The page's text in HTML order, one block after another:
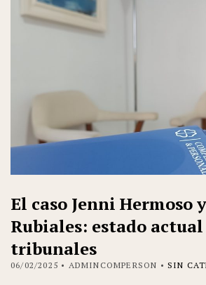
El caso Jenni Hermoso
Rubiales: estado
tribunales
06/02/2025 • ADMINCOMPERSON • SIN